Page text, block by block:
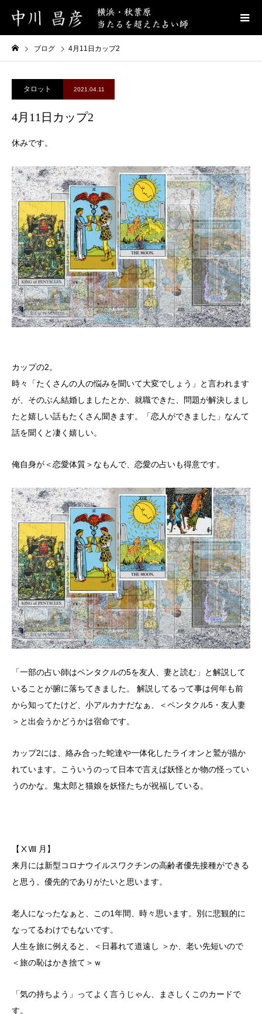
ブログ 4月11日カップ2
タロット 2021.04.11
4月11日カップ2
休みです。
カップの2。
時々「たくさんの人の悩みを聞いて大変でしょう」と言われます
が、そのぶん結婚しましたとか、就職できた、問題が解決しまし
たと嬉しい話もたくさん聞きます。「恋人ができました」なんて
話を聞くと凄く嬉しい。
俺自身が＜恋愛体質＞なもんで、恋愛の占いも得意です。
「一部の占い師はペンタクルの5を友人、妻と読む」と解説して
いることが腑に落ちてきました。 解説してるって事は何年も前
から知ってたけど、小アルカナだなぁ、＜ペンタクル5・友人妻
＞と出会うかどうかは宿命です。
カップ2には、絡み合った蛇達や一体化したライオンと鷲が描か
れています。こういうのって日本で言えば妖怪とか物の怪ってい
うのかな。鬼太郎と猫娘を妖怪たちが祝福している。
【ⅩⅧ 月】
来月には新型コロナウイルスワクチンの高齢者優先接種ができる
と思う。優先的でありがたいと思います。
老人になったなぁと、この1年間、時々思います。別に悲観的に
なってるわけでもないです。
人生を旅に例えると、＜日暮れて道遠し ＞か、老い先短いので
＜旅の恥はかき捨て＞ｗ
「気の持ちよう」ってよく言うじゃん、まさしくこのカードで
す。